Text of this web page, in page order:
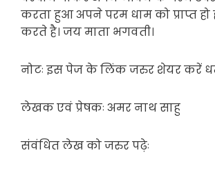
करता हुआ अपने परम धाम को प्राप्त
करते है। जय माता भगवती।
नोटः इस पेज के लिंक जरुर शेयर करें
लेखक एवं प्रेषकः अमर नाथ साहु
संवंधित लेख को जरुर पढ़ेः